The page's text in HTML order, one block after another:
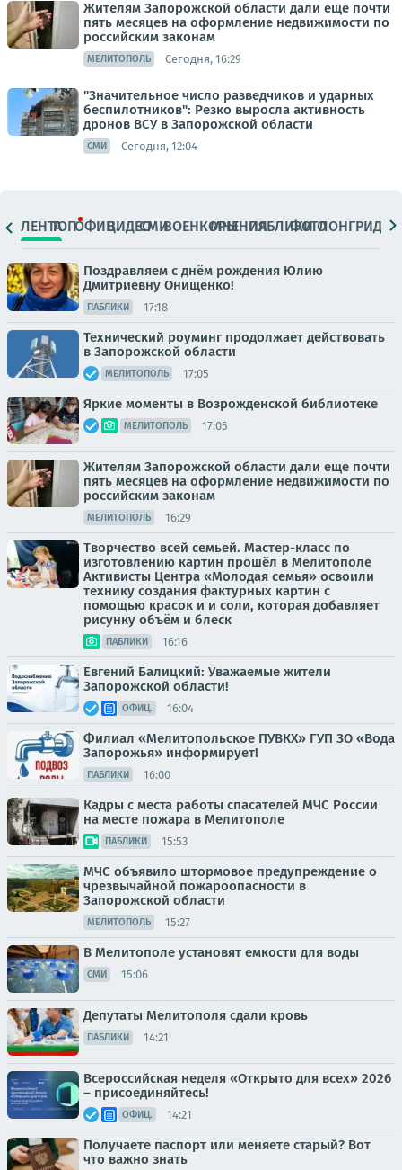
Жителям Запорожской области дали еще почти
пять месяцев на оформление недвижимости по
российским законам
МЕЛИТОПОЛЬ Сегодня, 16:29
"Значительное число разведчиков и ударных
беспилотников": Резко выросла активность
дронов ВСУ в Запорожской области
СМИ Сегодня, 12:04
ЛЕНТАТОПОФИЦ.ВИДЕОСМИВОЕНКОРЫМНЕНИЯПАБЛИКИ
ФОТОЛОНГРИДЫ
Поздравляем с днём рождения Юлию
Дмитриевну Онищенко!
ПАБЛИКИ 17:18
Технический роуминг продолжает действовать
в Запорожской области
МЕЛИТОПОЛЬ 17:05
Яркие моменты в Возрожденской библиотеке
МЕЛИТОПОЛЬ 17:05
Жителям Запорожской области дали еще почти
пять месяцев на оформление недвижимости по
российским законам
МЕЛИТОПОЛЬ 16:29
Творчество всей семьей. Мастер-класс по
изготовлению картин прошёл в Мелитополе
Активисты Центра «Молодая семья» освоили
технику создания фактурных картин с
помощью красок и и соли, которая добавляет
рисунку объём и блеск
ПАБЛИКИ 16:16
Евгений Балицкий: Уважаемые жители
Запорожской области!
ОФИЦ. 16:04
Филиал «Мелитопольское ПУВКХ» ГУП ЗО «Вода
Запорожья» информирует!
ПАБЛИКИ 16:00
Кадры с места работы спасателей МЧС России
на месте пожара в Мелитополе
ПАБЛИКИ 15:53
МЧС объявило штормовое предупреждение о
чрезвычайной пожароопасности в
Запорожской области
МЕЛИТОПОЛЬ 15:27
В Мелитополе установят емкости для воды
СМИ 15:06
Депутаты Мелитополя сдали кровь
ПАБЛИКИ 14:21
Всероссийская неделя «Открыто для всех» 2026
– присоединяйтесь!
ОФИЦ. 14:21
Получаете паспорт или меняете старый? Вот
что важно знать